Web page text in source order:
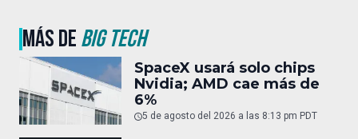
MÁS DEBIG TECH
SpaceX usará solo chips
Nvidia; AMD cae más de
6%
5 de agosto del 2026 a las 8:13 pm PDT